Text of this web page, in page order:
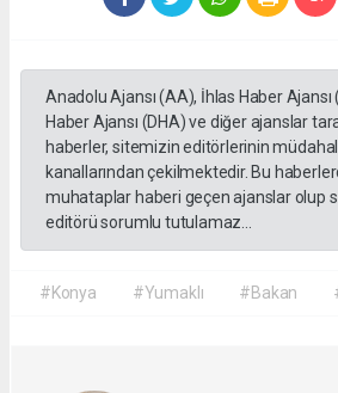
Anadolu Ajansı (AA), İhlas Haber
Haber Ajansı (DHA) ve diğer ajanslar
haberler, sitemizin editörlerinin
kanallarından çekilmektedir. Bu
muhataplar haberi geçen ajanslar olup
editörü sorumlu tutulamaz...
#Konya #Yumaklı #Bakan